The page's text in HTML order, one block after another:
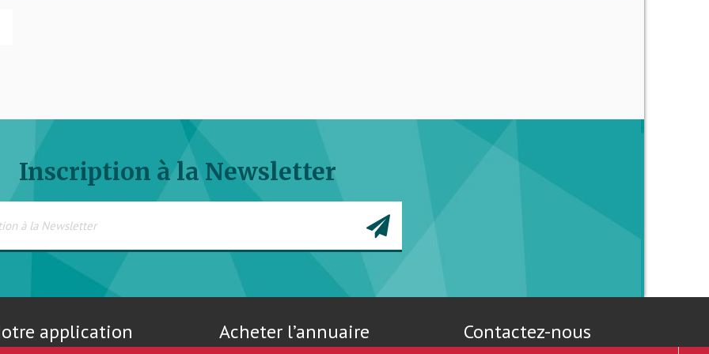
Inscription à la Newsletter
application Acheter l’annuaire Contactez-nous